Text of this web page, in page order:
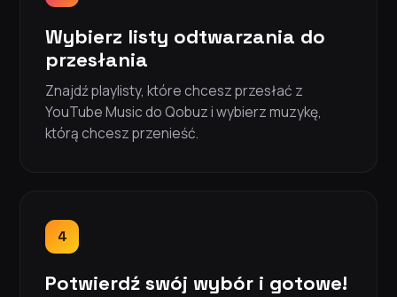
Wybierz listy odtwarzania do
przesłania
Znajdź playlisty, które chcesz przesłać z
YouTube Music do Qobuz i wybierz muzykę,
którą chcesz przenieść.
4
Potwierdź swój wybór i gotowe!